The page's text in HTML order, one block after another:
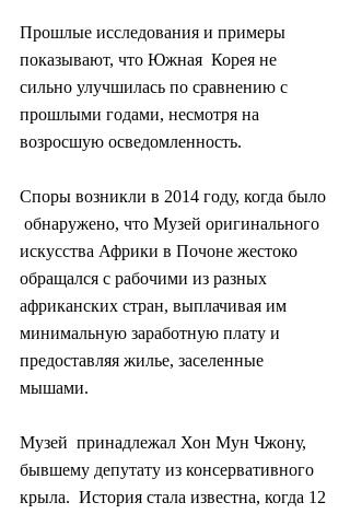
Прошлые исследования и примеры
показывают, что Южная  Корея не
сильно улучшилась по сравнению с
прошлыми годами, несмотря на
возросшую осведомленность.
Споры возникли в 2014 году, когда было
обнаружено, что Музей оригинального
искусства Африки в Почоне жестоко
обращался с рабочими из разных
африканских стран, выплачивая им
минимальную заработную плату и
предоставляя жилье, заселенные
мышами.
Музей  принадлежал Хон Мун Чжону,
бывшему депутату из консервативного
крыла.  История стала известна, когда 12